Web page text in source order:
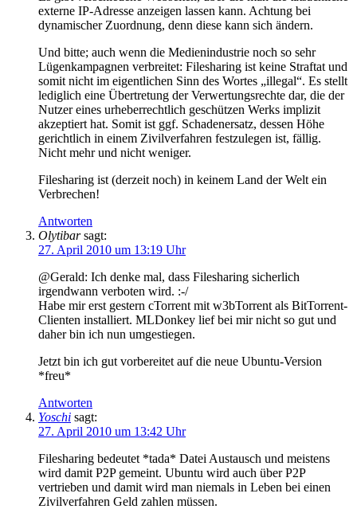
externe IP-Adresse anzeigen lassen kann. Achtung bei
dynamischer Zuordnung, denn diese kann sich ändern.
Und bitte; auch wenn die Medienindustrie noch so sehr
Lügenkampagnen verbreitet: Filesharing ist keine Straftat und
somit nicht im eigentlichen Sinn des Wortes „illegal“. Es stellt
lediglich eine Übertretung der Verwertungsrechte dar, die der
Nutzer eines urheberrechtlich geschützen Werks implizit
akzeptiert hat. Somit ist ggf. Schadenersatz, dessen Höhe
gerichtlich in einem Zivilverfahren festzulegen ist, fällig.
Nicht mehr und nicht weniger.
Filesharing ist (derzeit noch) in keinem Land der Welt ein
Verbrechen!
Antworten
Olytibar sagt:
27. April 2010 um 13:19 Uhr
@Gerald: Ich denke mal, dass Filesharing sicherlich
irgendwann verboten wird. :-/
Habe mir erst gestern cTorrent mit w3bTorrent als BitTorrent-
Clienten installiert. MLDonkey lief bei mir nicht so gut und
daher bin ich nun umgestiegen.
Jetzt bin ich gut vorbereitet auf die neue Ubuntu-Version
*freu*
Antworten
Yoschi sagt:
27. April 2010 um 13:42 Uhr
Filesharing bedeutet *tada* Datei Austausch und meistens
wird damit P2P gemeint. Ubuntu wird auch über P2P
vertrieben und damit wird man niemals in Leben bei einen
Zivilverfahren Geld zahlen müssen.